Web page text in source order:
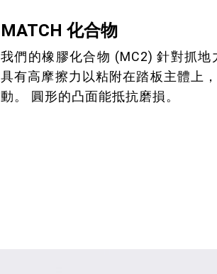
MATCH 化合物
我們的橡膠化合物 (MC2) 針對抓
具有高摩擦力以粘附在踏板主體上
動。 圓形的凸面能抵抗磨損。